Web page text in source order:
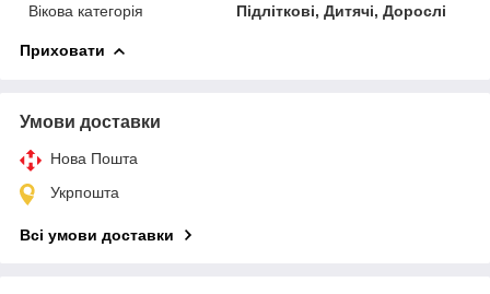
Вікова категорія
Підліткові, Дитячі, Дорослі
Приховати
Умови доставки
Нова Пошта
Укрпошта
Всі умови доставки